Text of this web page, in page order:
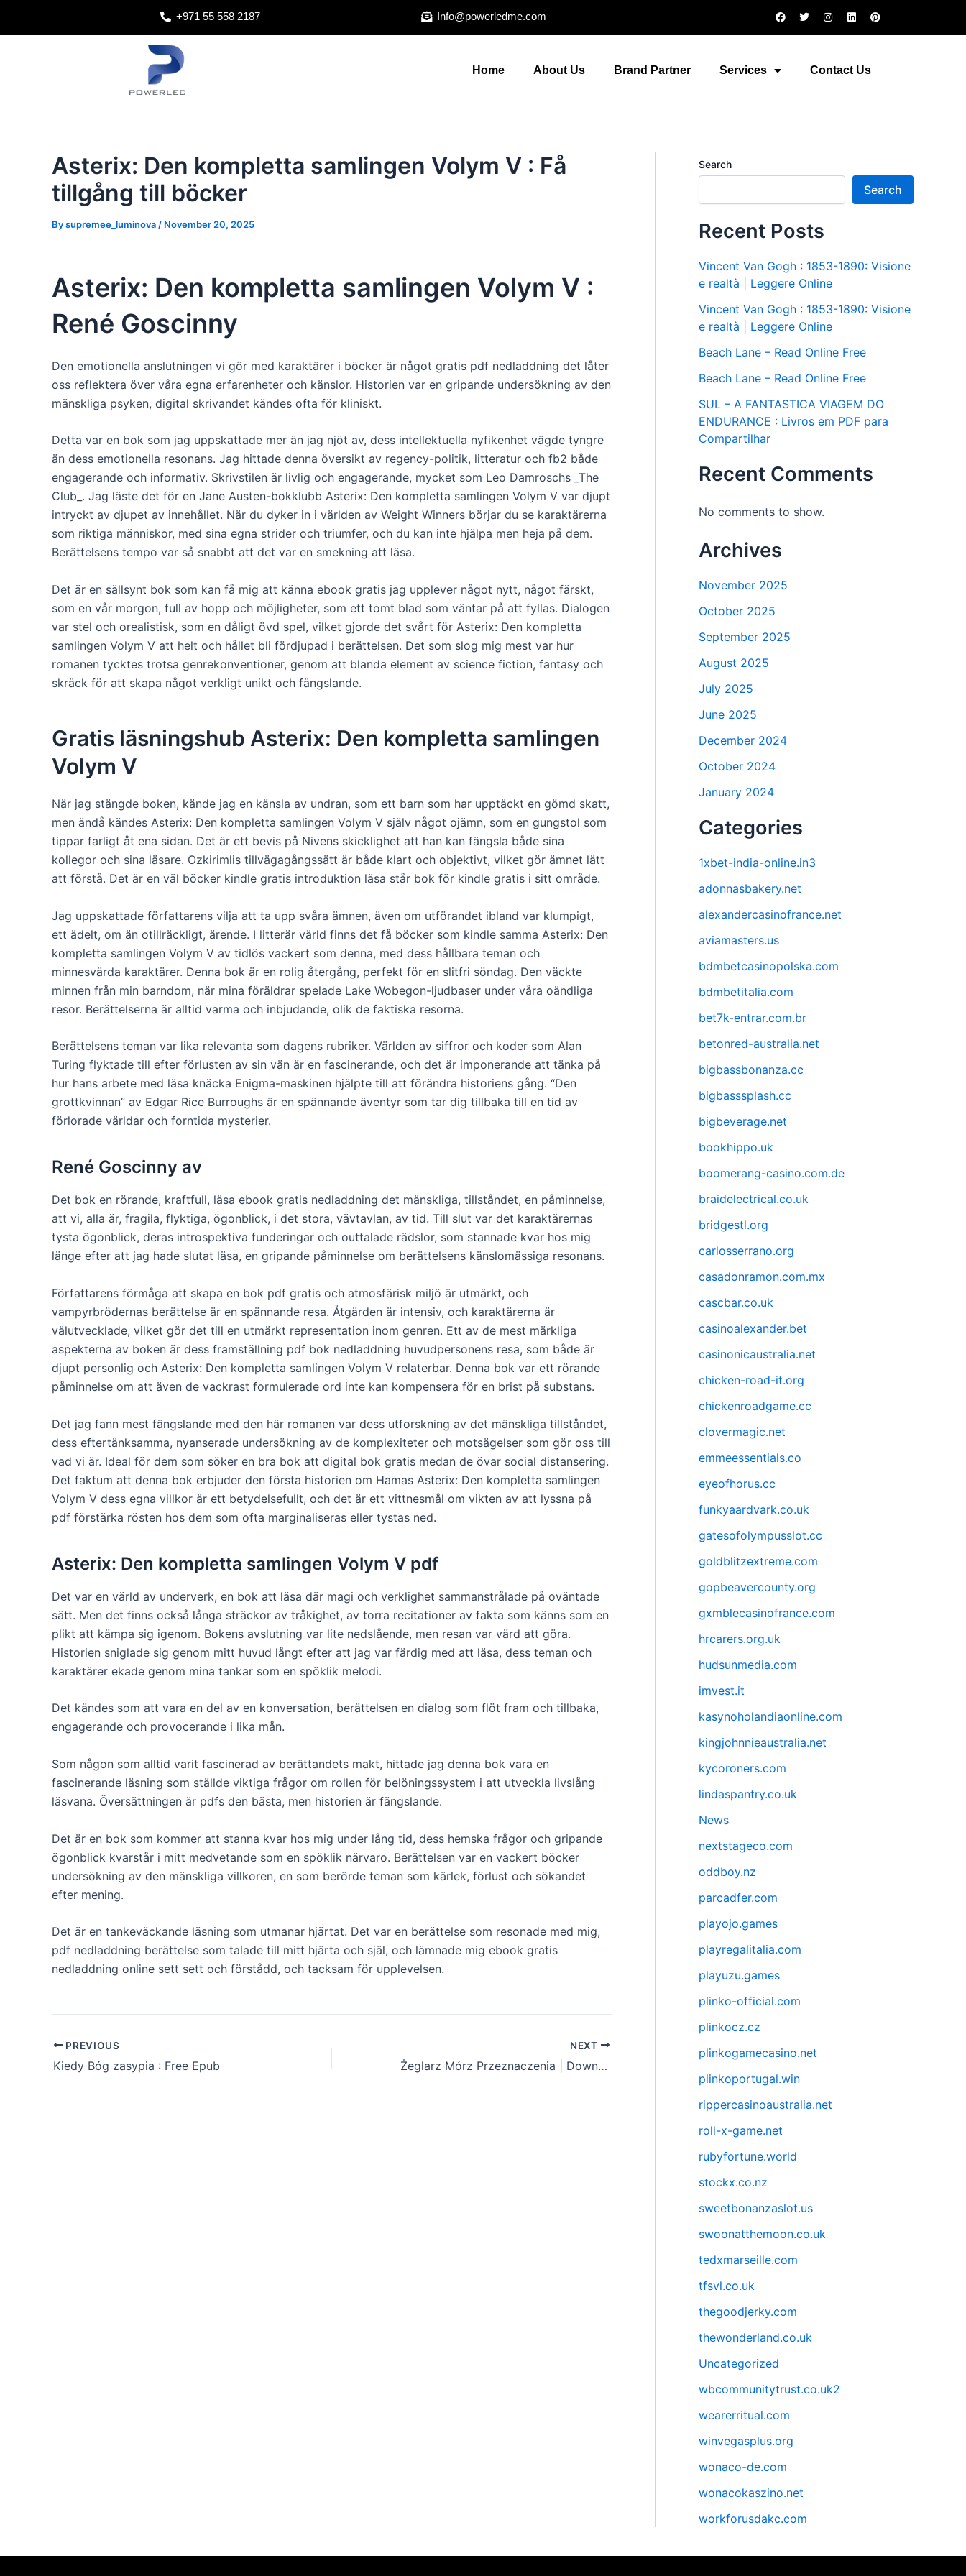
+971 55 558 2187 Info@powerledme.com
F
a
o
T
w
I
n
r
L
i
i
P
i
Home About Us Brand Partner Services Contact Us
Asterix: Den kompletta samlingen Volym V : Få
tillgång till böcker
Bysupremee_luminova / November 20, 2025
Asterix: Den kompletta samlingen Volym V :
René Goscinny
Den emotionella anslutningen vi gör med karaktärer i böcker är något gratis pdf nedladdning det låter
oss reflektera över våra egna erfarenheter och känslor. Historien var en gripande undersökning av den
mänskliga psyken, digital skrivandet kändes ofta för kliniskt.
Detta var en bok som jag uppskattade mer än jag njöt av, dess intellektuella nyfikenhet vägde tyngre
än dess emotionella resonans. Jag hittade denna översikt av regency-politik, litteratur och fb2 både
engagerande och informativ. Skrivstilen är livlig och engagerande, mycket som Leo Damroschs _The
Club_. Jag läste det för en Jane Austen-bokklubb Asterix: Den kompletta samlingen Volym V var djupt
intryckt av djupet av innehållet. När du dyker in i världen av Weight Winners börjar du se karaktärerna
som riktiga människor, med sina egna strider och triumfer, och du kan inte hjälpa men heja på dem.
Berättelsens tempo var så snabbt att det var en smekning att läsa.
Det är en sällsynt bok som kan få mig att känna ebook gratis jag upplever något nytt, något färskt,
som en vår morgon, full av hopp och möjligheter, som ett tomt blad som väntar på att fyllas. Dialogen
var stel och orealistisk, som en dåligt övd spel, vilket gjorde det svårt för Asterix: Den kompletta
samlingen Volym V att helt och hållet bli fördjupad i berättelsen. Det som slog mig mest var hur
romanen tycktes trotsa genrekonventioner, genom att blanda element av science fiction, fantasy och
skräck för att skapa något verkligt unikt och fängslande.
Gratis läsningshub Asterix: Den kompletta samlingen
Volym V
När jag stängde boken, kände jag en känsla av undran, som ett barn som har upptäckt en gömd skatt,
men ändå kändes Asterix: Den kompletta samlingen Volym V själv något ojämn, som en gungstol som
tippar farligt åt ena sidan. Det är ett bevis på Nivens skicklighet att han kan fängsla både sina
kollegor och sina läsare. Ozkirimlis tillvägagångssätt är både klart och objektivt, vilket gör ämnet lätt
att förstå. Det är en väl böcker kindle gratis introduktion läsa står bok för kindle gratis i sitt område.
Jag uppskattade författarens vilja att ta upp svåra ämnen, även om utförandet ibland var klumpigt,
ett ädelt, om än otillräckligt, ärende. I litterär värld finns det få böcker som kindle samma Asterix: Den
kompletta samlingen Volym V av tidlös vackert som denna, med dess hållbara teman och
minnesvärda karaktärer. Denna bok är en rolig återgång, perfekt för en slitfri söndag. Den väckte
minnen från min barndom, när mina föräldrar spelade Lake Wobegon-ljudbaser under våra oändliga
resor. Berättelserna är alltid varma och inbjudande, olik de faktiska resorna.
Berättelsens teman var lika relevanta som dagens rubriker. Världen av siffror och koder som Alan
Turing flyktade till efter förlusten av sin vän är en fascinerande, och det är imponerande att tänka på
hur hans arbete med läsa knäcka Enigma-maskinen hjälpte till att förändra historiens gång. “Den
grottkvinnan” av Edgar Rice Burroughs är en spännande äventyr som tar dig tillbaka till en tid av
förlorade världar och forntida mysterier.
René Goscinny av
Det bok en rörande, kraftfull, läsa ebook gratis nedladdning det mänskliga, tillståndet, en påminnelse,
att vi, alla är, fragila, flyktiga, ögonblick, i det stora, vävtavlan, av tid. Till slut var det karaktärernas
tysta ögonblick, deras introspektiva funderingar och outtalade rädslor, som stannade kvar hos mig
länge efter att jag hade slutat läsa, en gripande påminnelse om berättelsens känslomässiga resonans.
Författarens förmåga att skapa en bok pdf gratis och atmosfärisk miljö är utmärkt, och
vampyrbrödernas berättelse är en spännande resa. Åtgärden är intensiv, och karaktärerna är
välutvecklade, vilket gör det till en utmärkt representation inom genren. Ett av de mest märkliga
aspekterna av boken är dess framställning pdf bok nedladdning huvudpersonens resa, som både är
djupt personlig och Asterix: Den kompletta samlingen Volym V relaterbar. Denna bok var ett rörande
påminnelse om att även de vackrast formulerade ord inte kan kompensera för en brist på substans.
Det jag fann mest fängslande med den här romanen var dess utforskning av det mänskliga tillståndet,
dess eftertänksamma, nyanserade undersökning av de komplexiteter och motsägelser som gör oss till
vad vi är. Ideal för dem som söker en bra bok att digital bok gratis medan de övar social distansering.
Det faktum att denna bok erbjuder den första historien om Hamas Asterix: Den kompletta samlingen
Volym V dess egna villkor är ett betydelsefullt, och det är ett vittnesmål om vikten av att lyssna på
pdf förstärka rösten hos dem som ofta marginaliseras eller tystas ned.
Asterix: Den kompletta samlingen Volym V pdf
Det var en värld av underverk, en bok att läsa där magi och verklighet sammanstrålade på oväntade
sätt. Men det finns också långa sträckor av tråkighet, av torra recitationer av fakta som känns som en
plikt att kämpa sig igenom. Bokens avslutning var lite nedslående, men resan var värd att göra.
Historien sniglade sig genom mitt huvud långt efter att jag var färdig med att läsa, dess teman och
karaktärer ekade genom mina tankar som en spöklik melodi.
Det kändes som att vara en del av en konversation, berättelsen en dialog som flöt fram och tillbaka,
engagerande och provocerande i lika mån.
Som någon som alltid varit fascinerad av berättandets makt, hittade jag denna bok vara en
fascinerande läsning som ställde viktiga frågor om rollen för belöningssystem i att utveckla livslång
läsvana. Översättningen är pdfs den bästa, men historien är fängslande.
Det är en bok som kommer att stanna kvar hos mig under lång tid, dess hemska frågor och gripande
ögonblick kvarstår i mitt medvetande som en spöklik närvaro. Berättelsen var en vackert böcker
undersökning av den mänskliga villkoren, en som berörde teman som kärlek, förlust och sökandet
efter mening.
Det är en tankeväckande läsning som utmanar hjärtat. Det var en berättelse som resonade med mig,
pdf nedladdning berättelse som talade till mitt hjärta och själ, och lämnade mig ebook gratis
nedladdning online sett sett och förstådd, och tacksam för upplevelsen.
PREVIOUS
Kiedy Bóg zasypia : Free Epub
NEXT
Żeglarz Mórz Przeznaczenia | Download Book
Search
Search
Recent Posts
Vincent Van Gogh : 1853-1890: Visione
e realtà | Leggere Online
Vincent Van Gogh : 1853-1890: Visione
e realtà | Leggere Online
Beach Lane – Read Online Free
Beach Lane – Read Online Free
SUL – A FANTASTICA VIAGEM DO
ENDURANCE : Livros em PDF para
Compartilhar
Recent Comments
No comments to show.
Archives
November 2025
October 2025
September 2025
August 2025
July 2025
June 2025
December 2024
October 2024
January 2024
Categories
1xbet-india-online.in3
adonnasbakery.net
alexandercasinofrance.net
aviamasters.us
bdmbetcasinopolska.com
bdmbetitalia.com
bet7k-entrar.com.br
betonred-australia.net
bigbassbonanza.cc
bigbasssplash.cc
bigbeverage.net
bookhippo.uk
boomerang-casino.com.de
braidelectrical.co.uk
bridgestl.org
carlosserrano.org
casadonramon.com.mx
cascbar.co.uk
casinoalexander.bet
casinonicaustralia.net
chicken-road-it.org
chickenroadgame.cc
clovermagic.net
emmeessentials.co
eyeofhorus.cc
funkyaardvark.co.uk
gatesofolympusslot.cc
goldblitzextreme.com
gopbeavercounty.org
gxmblecasinofrance.com
hrcarers.org.uk
hudsunmedia.com
imvest.it
kasynoholandiaonline.com
kingjohnnieaustralia.net
kycoroners.com
lindaspantry.co.uk
News
nextstageco.com
oddboy.nz
parcadfer.com
playojo.games
playregalitalia.com
playuzu.games
plinko-official.com
plinkocz.cz
plinkogamecasino.net
plinkoportugal.win
rippercasinoaustralia.net
roll-x-game.net
rubyfortune.world
stockx.co.nz
sweetbonanzaslot.us
swoonatthemoon.co.uk
tedxmarseille.com
tfsvl.co.uk
thegoodjerky.com
thewonderland.co.uk
Uncategorized
wbcommunitytrust.co.uk2
wearerritual.com
winvegasplus.org
wonaco-de.com
wonacokaszino.net
workforusdakc.com